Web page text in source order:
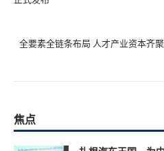
全要素全链条布局 人才产业资本齐
焦点